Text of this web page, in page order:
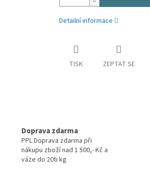
Detailní informace
TISK ZEPTAT SE
Doprava zdarma
PPL Doprava zdarma při
nákupu zboží nad 1 500,- Kč a
váze do 20ti kg